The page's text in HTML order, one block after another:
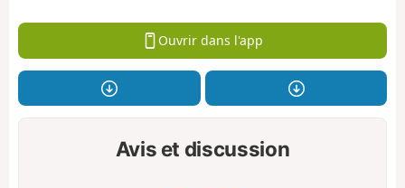
Ouvrir dans l'app
Avis et discussion